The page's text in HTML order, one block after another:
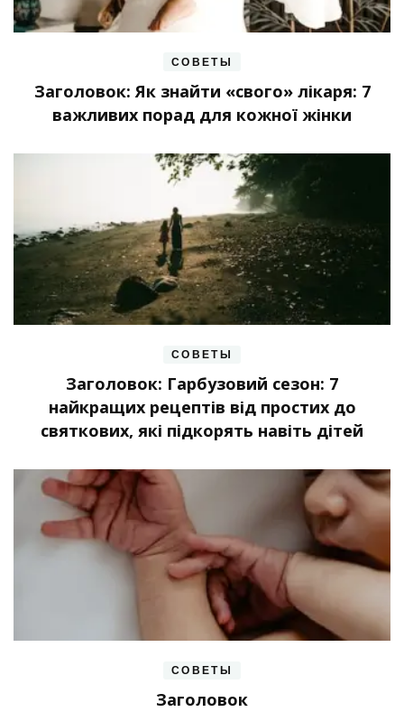
СОВЕТЫ
Заголовок: Як знайти «свого» лікаря: 7
важливих порад для кожної жінки
СОВЕТЫ
Заголовок: Гарбузовий сезон: 7
найкращих рецептів від простих до
святкових, які підкорять навіть дітей
СОВЕТЫ
Заголовок